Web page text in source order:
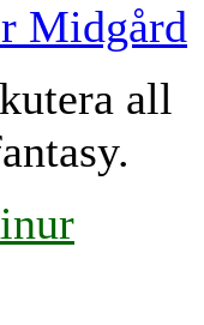
Midgård
all